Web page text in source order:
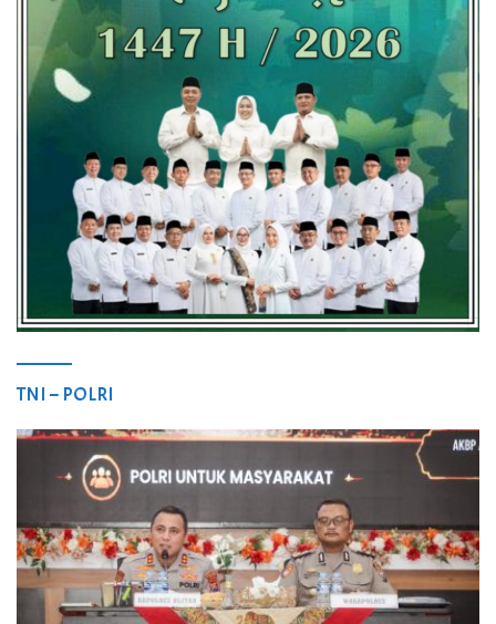
TNI – POLRI